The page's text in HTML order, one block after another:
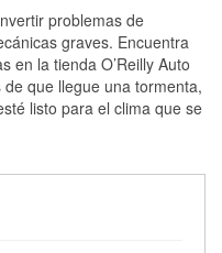
problemas de
graves. Encuentra
en la tienda O’Reilly Auto
que llegue una tormenta,
listo para el clima que se